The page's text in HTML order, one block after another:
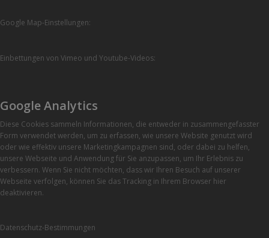
Google Map-Einstellungen:
Einbettungen von Vimeo und Youtube-Videos:
Google Analytics
Diese Cookies sammeln Informationen, die entweder in zusammengefasster
Form verwendet werden, um zu erfassen, wie unsere Website genutzt wird
oder wie effektiv unsere Marketingkampagnen sind, oder dabei zu helfen,
unsere Webseite und Anwendung für Sie anzupassen, um Ihr Erlebnis zu
verbessern. Wenn Sie nicht möchten, dass wir Ihren Besuch auf unserer
Webseite verfolgen, können Sie das Tracking in Ihrem Browser hier
deaktivieren.
Datenschutz-Bestimmungen